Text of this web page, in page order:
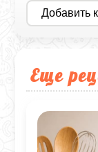
Добавить
Еще